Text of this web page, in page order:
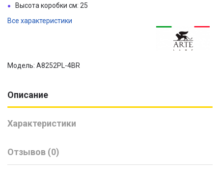
Высота коробки см: 25
Все характеристики
Модель: A8252PL-4BR
Описание
Характеристики
Отзывов (0)